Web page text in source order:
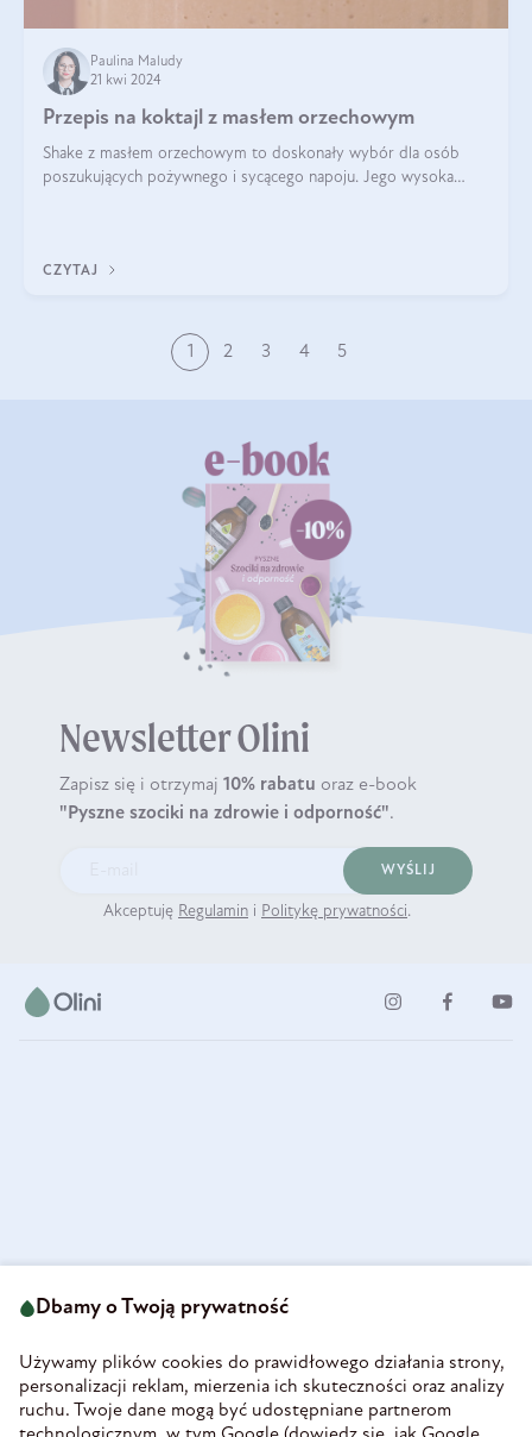
Paulina Maludy
21 kwi 2024
Przepis na koktajl z masłem orzechowym
Shake z masłem orzechowym to doskonały wybór dla osób
poszukujących pożywnego i sycącego napoju. Jego wysoka
CZYTAJ
1 2 3 4 5
Newsletter Olini
Zapisz się i otrzymaj 10% rabatu oraz e-book
"Pyszne szociki na zdrowie i odporność".
WYŚLIJ
Akceptuję Regulamin i Politykę prywatności.
58-160 Świebodzice
REGON 890213034
INFORMACJE
Dbamy o Twoją prywatność
Używamy plików cookies do prawidłowego działania strony,
personalizacji reklam, mierzenia ich skuteczności oraz analizy
ruchu. Twoje dane mogą być udostępniane partnerom